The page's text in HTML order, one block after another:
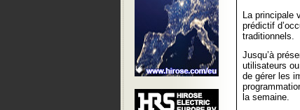
La principale
prédictif
traditionnels.
Jusqu’à
utilisateurs
de gérer les
la semaine.